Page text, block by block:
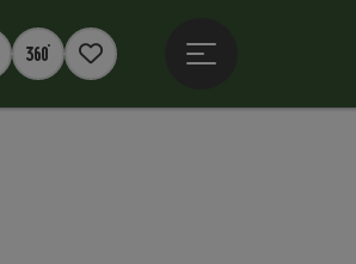
Karte
360° Panoramen
Merkzettel